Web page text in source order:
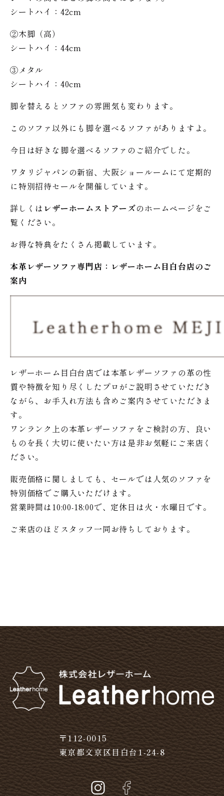
シートハイ：42cm
②木脚（高）
シートハイ：44cm
③メタル
シートハイ：40cm
脚を替えるとソファの雰囲気も変わります。
このソファ以外にも脚を選べるソファがありますよ。
今日は好きな脚を選べるソファのご紹介でした。
ワタリジャパンの新宿、大阪ショールームにて定期的
に特別招待セールを開催しています。
詳しくは レザーホームストアーズのホームページをご
覧ください。
お得な特典をたくさん掲載しています。
本革レザーソファ専門店：レザーホーム 目白台店のご
案内
レザーホーム目白台店では本革レザーソファの革の性
質や特徴を知り尽くしたプロがご説明させていただき
ながら、お手入れ方法も含めご案内させていただきま
す。
ワンランク上の本革レザーソファをご検討の方、良い
ものを長く大切に使いたい方は是非お気軽にご来店く
ださい。
販売価格に関しましても、セールでは人気のソファを
特別価格でご購入いただけます。
営業時間は10:00-18:00で、定休日は火・水曜日です。
ご来店のほどスタッフ一同お待ちしております。
〒112-0015
東京都文京区目白台1-24-8